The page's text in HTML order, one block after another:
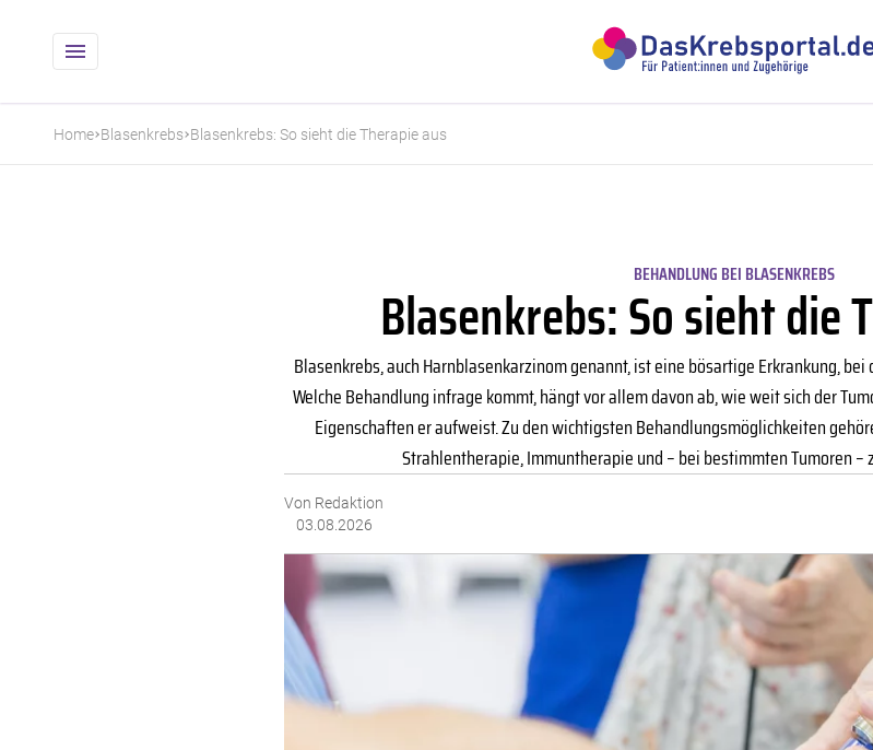
Home Blasenkrebs Blasenkrebs: So sieht die Therapie aus
BEHANDLUNG BEI BLASENKREBS
Blasenkrebs: So sieht die
Blasenkrebs, auch Harnblasenkarzinom genannt, ist eine bösartige Erkrankung,
Welche Behandlung infrage kommt, hängt vor allem davon ab, wie weit sich der
Eigenschaften er aufweist. Zu den wichtigsten Behandlungsmöglichkeiten
Strahlentherapie, Immuntherapie und – bei bestimmten Tumoren
Von Redaktion
03.08.2026